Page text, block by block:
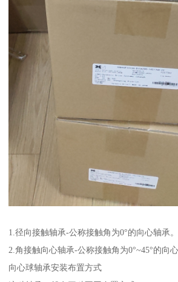
1.径向接触轴承-公称接触角为0°的向心轴承。
2.角接触向心轴承-公称接触角为0°~45°的向心
向心球轴承安装布置方式